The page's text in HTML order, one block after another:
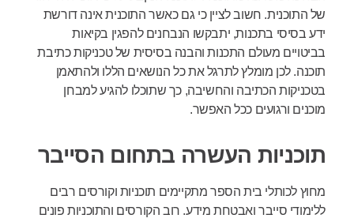
של התוכנית. חשוב לציין כי גם כאשר התוכנית אינה דורשת
ידע בסיסי בתכנות, יתבקשו הנבחנים להפגין בקיאות
בביטויים מעולם התכנות והבנה בסיסית של טכניקות כתיבת
תוכנה. לכן מומלץ לתרגל את כל הנושאים הללו ולהתאמן
בטכניקות הכתיבה והחשיבה, כך שתוכלו להגיע למבחן
מוכנים ורגועים ככל האפשר.
תוכניות העשרה בתחום הסייבר
מחוץ לכותלי בית הספר מתקיימים תוכניות וקורסים רבים
ללימודי סייבר ואבטחת מידע. רוב הקורסים והתוכניות פונים